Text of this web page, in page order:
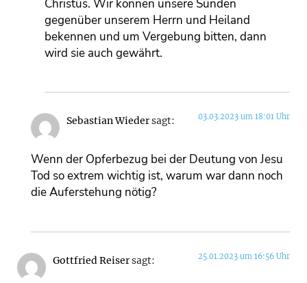
Christus. Wir können unsere Sünden
gegenüber unserem Herrn und Heiland
bekennen und um Vergebung bitten, dann
wird sie auch gewährt.
Sebastian Wiedersagt: 03.03.2023 um 18:01 Uhr
Wenn der Opferbezug bei der Deutung von Jesu
Tod so extrem wichtig ist, warum war dann noch
die Auferstehung nötig?
Gottfried Reisersagt: 25.01.2023 um 16:56 Uhr